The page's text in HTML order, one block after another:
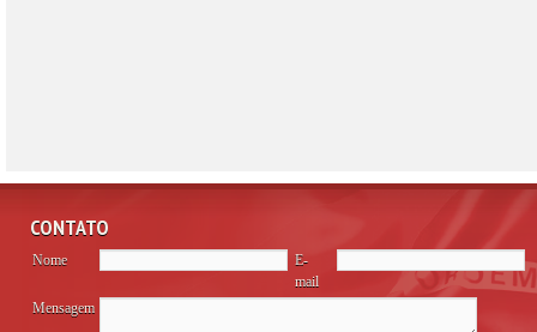
CONTATO
Nome
E-
mail
Mensagem